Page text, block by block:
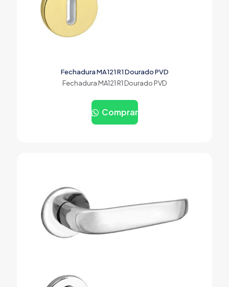
Fechadura MA121 R1 Dourado PVD
Fechadura MA121 R1 Dourado PVD
Comprar